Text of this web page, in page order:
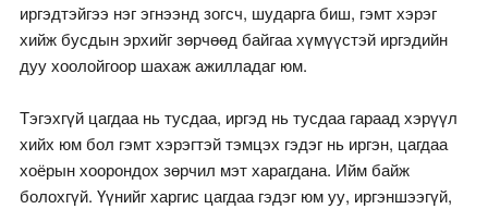
иргэдтэйгээ нэг эгнээнд зогсч, шударга биш, гэмт хэрэг
хийж бусдын эрхийг зөрчөөд байгаа хүмүүстэй иргэдийн
дуу хоолойгоор шахаж ажилладаг юм.
Тэгэхгүй цагдаа нь тусдаа, иргэд нь тусдаа гараад хэрүүл
хийх юм бол гэмт хэрэгтэй тэмцэх гэдэг нь иргэн, цагдаа
хоёрын хоорондох зөрчил мэт харагдана. Ийм байж
болохгүй. Үүнийг харгис цагдаа гэдэг юм уу, иргэншээгүй,